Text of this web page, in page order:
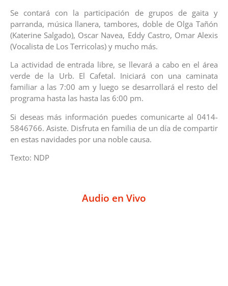
Se contará con la participación de grupos de gaita y
parranda, música llanera, tambores, doble de Olga Tañón
(Katerine Salgado), Oscar Navea, Eddy Castro, Omar Alexis
(Vocalista de Los Terricolas) y mucho más.
La actividad de entrada libre, se llevará a cabo en el área
verde de la Urb. El Cafetal. Iniciará con una caminata
familiar a las 7:00 am y luego se desarrollará el resto del
programa hasta las hasta las 6:00 pm.
Si deseas más información puedes comunicarte al 0414-
5846766. Asiste. Disfruta en familia de un día de compartir
en estas navidades por una noble causa.
Texto: NDP
Audio en Vivo